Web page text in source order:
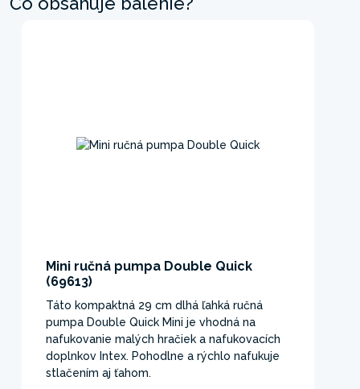
Mini ručná pumpa Double Quick
(69613)
Táto kompaktná 29 cm dlhá ľahká ručná
pumpa Double Quick Mini je vhodná na
nafukovanie malých hračiek a nafukovacích
doplnkov Intex. Pohodlne a rýchlo nafukuje
stlačením aj ťahom.